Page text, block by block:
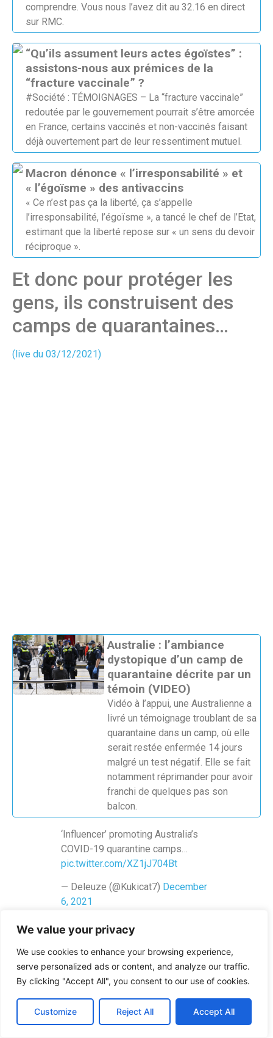
We value your privacy
We use cookies to enhance your browsing experience,
serve personalized ads or content, and analyze our traffic.
By clicking "Accept All", you consent to our use of cookies.
Customize Reject All Accept All
comprendre. Vous nous l’avez dit au 32.16 en direct
sur RMC.
“Qu’ils assument leurs actes égoïstes” :
assistons-nous aux prémices de la
“fracture vaccinale” ?
#Société : TÉMOIGNAGES – La “fracture vaccinale”
redoutée par le gouvernement pourrait s’être amorcée
en France, certains vaccinés et non-vaccinés faisant
déjà ouvertement part de leur ressentiment mutuel.
Macron dénonce « l’irresponsabilité » et
« l’égoïsme » des antivaccins
« Ce n’est pas ça la liberté, ça s’appelle
l’irresponsabilité, l’égoïsme », a tancé le chef de l’Etat,
estimant que la liberté repose sur « un sens du devoir
réciproque ».
Et donc pour protéger les
gens, ils construisent des
camps de quarantaines…
(live du 03/12/2021)
Australie : l’ambiance
dystopique d’un camp de
quarantaine décrite par un
témoin (VIDEO)
Vidéo à l’appui, une Australienne a
livré un témoignage troublant de sa
quarantaine dans un camp, où elle
serait restée enfermée 14 jours
malgré un test négatif. Elle se fait
notamment réprimander pour avoir
franchi de quelques pas son
balcon.
‘Influencer’ promoting Australia’s
COVID-19 quarantine camps…
pic.twitter.com/XZ1jJ704Bt
— Deleuze (@Kukicat7) December
6, 2021
Un influenceur australien fait la promotion des
camps de quarantaine.
6. Trop de civilisation